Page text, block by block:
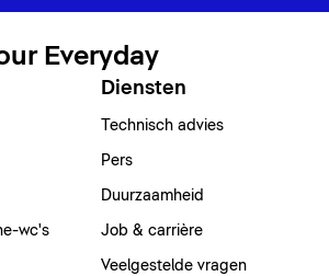
Everyday
wc's
Diensten
Technisch advies
Pers
Duurzaamheid
Job & carrière
Veelgestelde vragen